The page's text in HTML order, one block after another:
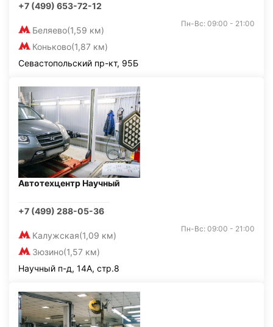
+7 (499) 653-72-12
Беляево(1,59 км)
Коньково(1,87 км)
Пн-Вс: 09:00 - 21:00
Севастопольский пр-кт, 95Б
Автотехцентр Научный
+7 (499) 288-05-36
Калужская(1,09 км)
Зюзино(1,57 км)
Пн-Вс: 09:00 - 21:00
Научный п-д, 14А, стр.8